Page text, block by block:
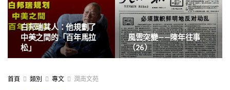
白邦瑞其人：他規劃了
中美之間的「百年馬拉
松」
風雲突變——陳年往事
（26）
首頁 類別 專文 潤南文苑